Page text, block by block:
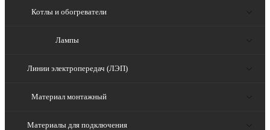
Котлы и обогреватели
Лампы
Линии электропередач (ЛЭП)
Материал монтажный
Материалы для подключения